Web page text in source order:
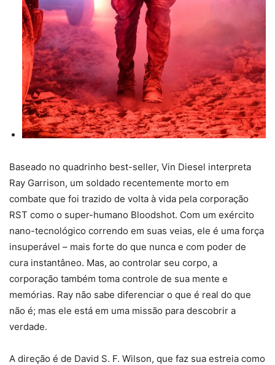
Baseado no quadrinho best-seller, Vin Diesel interpreta
Ray Garrison, um soldado recentemente morto em
combate que foi trazido de volta à vida pela corporação
RST como o super-humano Bloodshot. Com um exército
nano-tecnológico correndo em suas veias, ele é uma força
insuperável – mais forte do que nunca e com poder de
cura instantâneo. Mas, ao controlar seu corpo, a
corporação também toma controle de sua mente e
memórias. Ray não sabe diferenciar o que é real do que
não é; mas ele está em uma missão para descobrir a
verdade.
A direção é de David S. F. Wilson, que faz sua estreia como